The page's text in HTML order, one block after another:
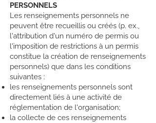
PERSONNELS
Les renseignements personnels ne
peuvent être recueillis ou créés (p. ex.,
l'attribution d'un numéro de permis ou
l'imposition de restrictions à un permis
constitue la création de renseignements
personnels) que dans les conditions
suivantes :
les renseignements personnels sont
directement liés à une activité de
réglementation de l'organisation;
la collecte de ces renseignements